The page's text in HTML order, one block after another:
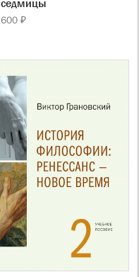
седмицы
600 ₽